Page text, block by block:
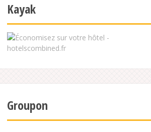
Kayak
Groupon